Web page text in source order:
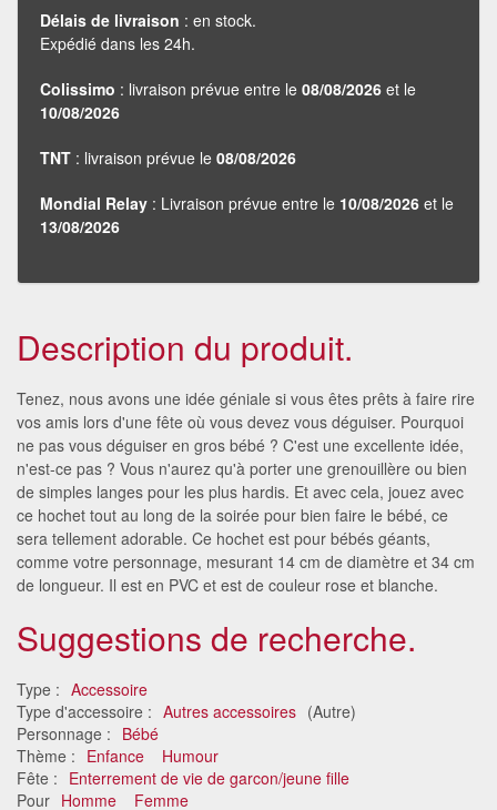
Délais de livraison : en stock.
Expédié dans les 24h.
Colissimo : livraison prévue entre le 08/08/2026 et le
10/08/2026
TNT : livraison prévue le 08/08/2026
Mondial Relay : Livraison prévue entre le 10/08/2026 et le
13/08/2026
Description du produit.
Tenez, nous avons une idée géniale si vous êtes prêts à faire rire
vos amis lors d'une fête où vous devez vous déguiser. Pourquoi
ne pas vous déguiser en gros bébé ? C'est une excellente idée,
n'est-ce pas ? Vous n'aurez qu'à porter une grenouillère ou bien
de simples langes pour les plus hardis. Et avec cela, jouez avec
ce hochet tout au long de la soirée pour bien faire le bébé, ce
sera tellement adorable. Ce hochet est pour bébés géants,
comme votre personnage, mesurant 14 cm de diamètre et 34 cm
de longueur. Il est en PVC et est de couleur rose et blanche.
Suggestions de recherche.
Type : Accessoire
Type d'accessoire : Autres accessoires (Autre)
Personnage : Bébé
Thème : Enfance
Humour
Fête : Enterrement de vie de garcon/jeune fille
Pour Homme Femme